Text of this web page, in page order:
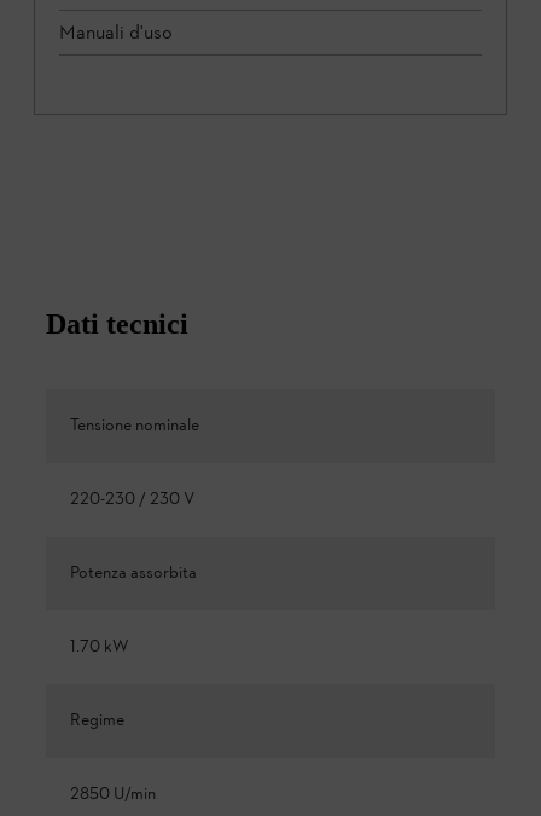
Manuali d'uso
Dati tecnici
Tensione nominale
220-230 / 230 V
Potenza assorbita
1.70 kW
Regime
2850 U/min